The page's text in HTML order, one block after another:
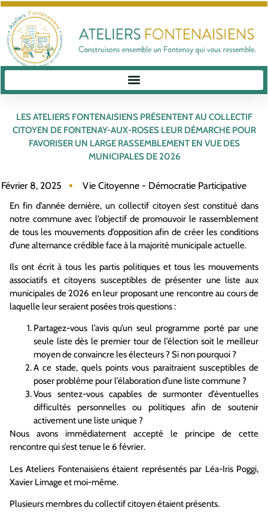
LES ATELIERS FONTENAISIENS PRÉSENTENT AU COLLECTIF
CITOYEN DE FONTENAY-AUX-ROSES LEUR DÉMARCHE POUR
FAVORISER UN LARGE RASSEMBLEMENT EN VUE DES
MUNICIPALES DE 2026
Février 8, 2025 Vie Citoyenne - Démocratie Participative
En fin d’année dernière, un collectif citoyen s’est constitué dans
notre commune avec l’objectif de promouvoir le rassemblement
de tous les mouvements d’opposition afin de créer les conditions
d’une alternance crédible face à la majorité municipale actuelle.
Ils ont écrit à tous les partis politiques et tous les mouvements
associatifs et citoyens susceptibles de présenter une liste aux
municipales de 2026 en leur proposant une rencontre au cours de
laquelle leur seraient posées trois questions :
Partagez-vous l’avis qu’un seul programme porté par une
seule liste dès le premier tour de l’élection soit le meilleur
moyen de convaincre les électeurs ? Si non pourquoi ?
A ce stade, quels points vous paraitraient susceptibles de
poser problème pour l’élaboration d’une liste commune ?
Vous sentez-vous capables de surmonter d’éventuelles
difficultés personnelles ou politiques afin de soutenir
activement une liste unique ?
Nous avons immédiatement accepté le principe de cette
rencontre qui s’est tenue le 6 février.
Les Ateliers Fontenaisiens étaient représentés par Léa-Iris Poggi,
Xavier Limage et moi-même.
Plusieurs membres du collectif citoyen étaient présents.